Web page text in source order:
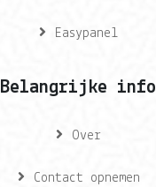
Easypanel
Belangrijke info
Over
Contact opnemen